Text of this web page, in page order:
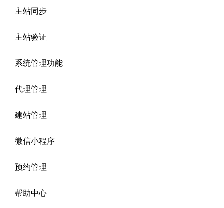
主站同步
主站验证
系统管理功能
代理管理
建站管理
微信小程序
预约管理
帮助中心